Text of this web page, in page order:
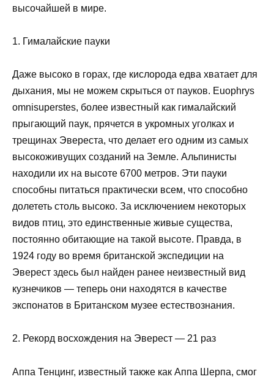
высочайшей в мире.
1. Гималайские пауки
Даже высоко в горах, где кислорода едва хватает для
дыхания, мы не можем скрыться от пауков. Euophrys
omnisuperstes, более известный как гималайский
прыгающий паук, прячется в укромных уголках и
трещинах Эвереста, что делает его одним из самых
высокоживущих созданий на Земле. Альпинисты
находили их на высоте 6700 метров. Эти пауки
способны питаться практически всем, что способно
долететь столь высоко. За исключением некоторых
видов птиц, это единственные живые существа,
постоянно обитающие на такой высоте. Правда, в
1924 году во время британской экспедиции на
Эверест здесь был найден ранее неизвестный вид
кузнечиков — теперь они находятся в качестве
экспонатов в Британском музее естествознания.
2. Рекорд восхождения на Эверест — 21 раз
Аппа Тенцинг, известный также как Аппа Шерпа, смог